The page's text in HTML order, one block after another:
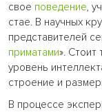
свое поведение,
стае. В научных
представителей
приматами». Стоит
уровень
строение и
В процессе